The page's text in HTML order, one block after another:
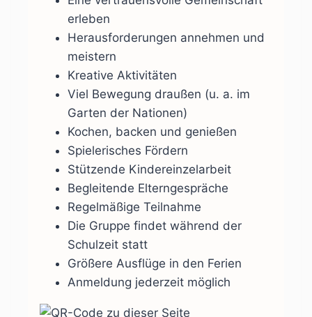
erleben
Herausforderungen annehmen und
meistern
Kreative Aktivitäten
Viel Bewegung draußen (u. a. im
Garten der Nationen)
Kochen, backen und genießen
Spielerisches Fördern
Stützende Kindereinzelarbeit
Begleitende Elterngespräche
Regelmäßige Teilnahme
Die Gruppe findet während der
Schulzeit statt
Größere Ausflüge in den Ferien
Anmeldung jederzeit möglich